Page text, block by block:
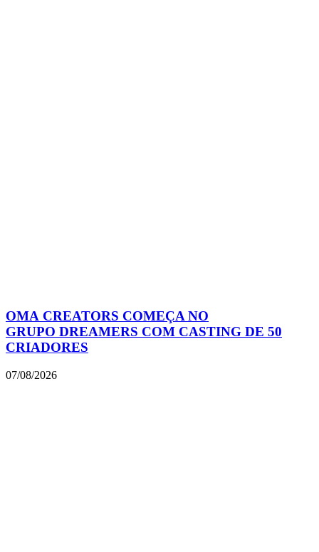
OMA CREATORS COMEÇA NO
GRUPO DREAMERS COM CASTING DE 50
CRIADORES
07/08/2026